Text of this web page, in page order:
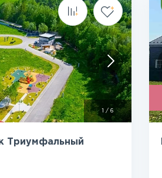
/ 6
Триумфальный
все фото